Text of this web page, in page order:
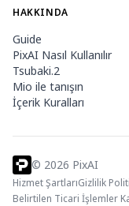
HAKKINDA
Guide
PixAI Nasıl Kullanılır
Tsubaki.2
Mio ile tanışın
İçerik Kuralları
© 2026 PixAI
Hizmet ŞartlarıGizlilik
Belirtilen Ticari İşlemler